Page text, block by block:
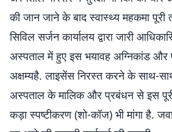
की जान जाने के बाद स्वास्थ्य महकमा
सिविल सर्जन कार्यालय द्वारा जारी
अस्पताल में हुए इस भयावह अग्निकांड और
अक्षम्यहै. लाइसेंस निरस्त करने के साथ-
अस्पताल के मालिक और प्रबंधन से इस पूरी
कड़ा स्पष्टीकरण (शो-कॉज) भी मांगा है.